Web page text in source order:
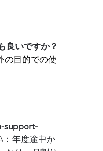
良いですか？
の目的での使
support-
：年度途中か